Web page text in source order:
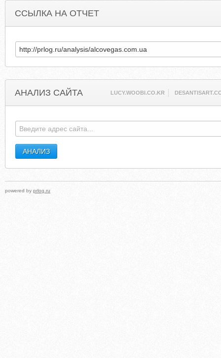
ССЫЛКА НА ОТЧЕТ
АНАЛИЗ САЙТА LUCY.WOOBI.CO.KR
powered by prlog.ru